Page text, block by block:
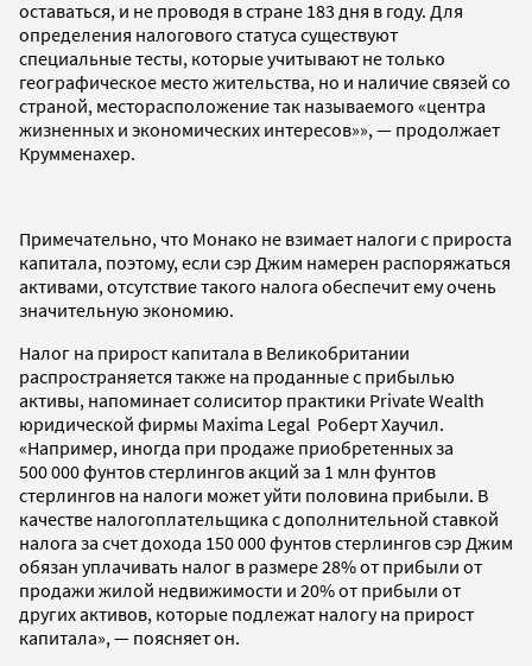
оставаться, и не проводя в стране 183 дня в году. Для
определения налогового статуса существуют
специальные тесты, которые учитывают не только
географическое место жительства, но и наличие связей со
страной, месторасположение так называемого «центра
жизненных и экономических интересов»», — продолжает
Крумменахер.
Примечательно, что Монако не взимает налоги с прироста
капитала, поэтому, если сэр Джим намерен распоряжаться
активами, отсутствие такого налога обеспечит ему очень
значительную экономию.
Налог на прирост капитала в Великобритании
распространяется также на проданные с прибылью
активы, напоминает солиситор практики Private Wealth
юридической фирмы Maxima Legal Роберт Хаучил.
«Например, иногда при продаже приобретенных за
500 000 фунтов стерлингов акций за 1 млн фунтов
стерлингов на налоги может уйти половина прибыли. В
качестве налогоплательщика с дополнительной ставкой
налога за счет дохода 150 000 фунтов стерлингов сэр Джим
обязан уплачивать налог в размере 28% от прибыли от
продажи жилой недвижимости и 20% от прибыли от
других активов, которые подлежат налогу на прирост
капитала», — поясняет он.